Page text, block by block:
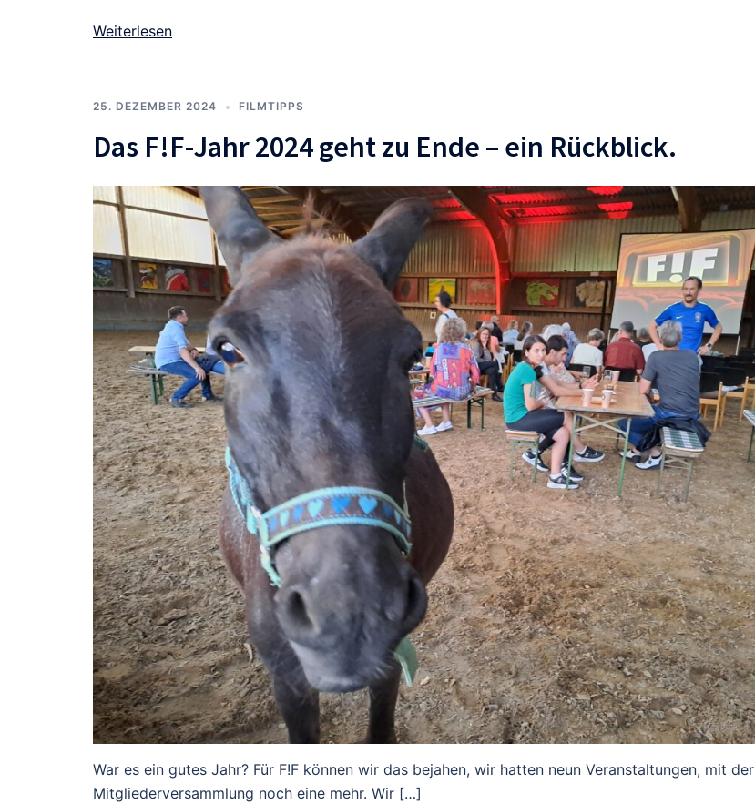
Weiterlesen
25. DEZEMBER 2024 FILMTIPPS
Das F!F-Jahr 2024 geht zu Ende – ein Rückblick.
War es ein gutes Jahr? Für F!F können wir das bejahen, wir hatten neun Veranstaltungen, mit der
Mitgliederversammlung noch eine mehr. Wir […]